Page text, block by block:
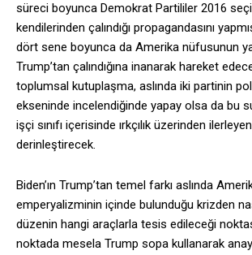
süreci boyunca Demokrat Partililer 2016
kendilerinden çalındığı propagandasını
dört sene boyunca da Amerika nüfusunun
Trump’tan çalındığına inanarak hareket
toplumsal kutuplaşma, aslında iki partinin
ekseninde incelendiğinde yapay olsa da bu
işçi sınıfı içerisinde ırkçılık üzerinden
derinleştirecek.
Biden’ın Trump’tan temel farkı aslında
emperyalizminin içinde bulunduğu krizden
düzenin hangi araçlarla tesis edileceği
noktada mesela Trump sopa kullanarak